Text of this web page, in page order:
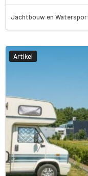
Jachtbouw en
Artikel